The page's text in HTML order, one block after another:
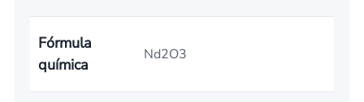
Fórmula
química
Nd2O3